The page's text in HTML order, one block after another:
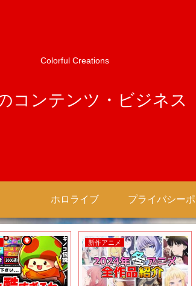
Colorful Creations
コンテンツ・ビジネス
ホロライブ
新作アニメ